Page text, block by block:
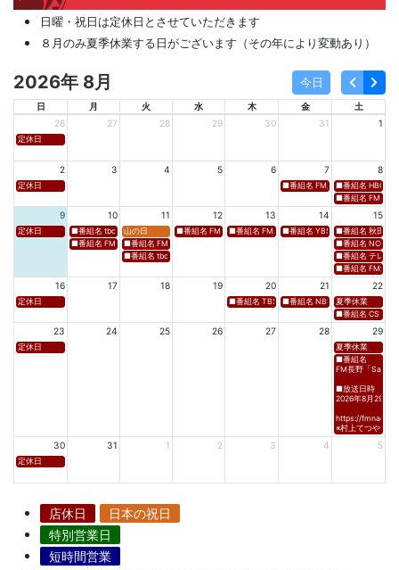
日曜・祝日は定休日とさせていただきます
８月のみ夏季休業する日がございます（その年により変動あり）
2026年 8月 今日
日 月 火 水 木 金
土
26
27 28 29 30 31 1
定休日
2 3 4 5 6 7 8
定休日 ■番組名 FM新潟「SOUND
■番組名 HBC北
■番組名 FM 福
9 10 11 12 13 14 15
定休日 ■番組名 tbcラジオ「en∞Voyage(エン・ボヤージュ)」 ■放送日時 https://www.tbc-
山の日 ■番組名 FM高知「Hi-Six Shake！Shake！Shake！」 ■放
■番組名 FM岩手「夕刊ラジオ（YOU CAN
■番組名 YBS山梨放送「やまな
■番組名 秋田朝
■番組名 FM秋田「mix」 ■放送日時 https://www.fm-akita.co.jp/program/ ※黒沢 薫、安岡
■番組名 FM山形「WAVE4yamagata EXCEED」 ■放送日時 https://■番組名 NCC長
■番組名 tbc東北放送「ウォッチン！みやぎ」 ■放送日時 https://www.tbc-
■番組名 テレビ
■番組名 FM愛媛
16 17 18 19 20 21 22
定休日 ■番組名 TBS「Spicy Sessions THE LIVE」 ■
■番組名 NBS⻑野放送 「グッ
夏季休業
■番組名 CS TBS
23 24 25 26 27 28 29
定休日
夏季休業
■番組名
FM長野「
■放送日時
2026年8月29日(
https://
※村上てつや、酒
30 31 1 2 3 4 5
定休日
店休日
日本の祝日
特別営業日
短時間営業